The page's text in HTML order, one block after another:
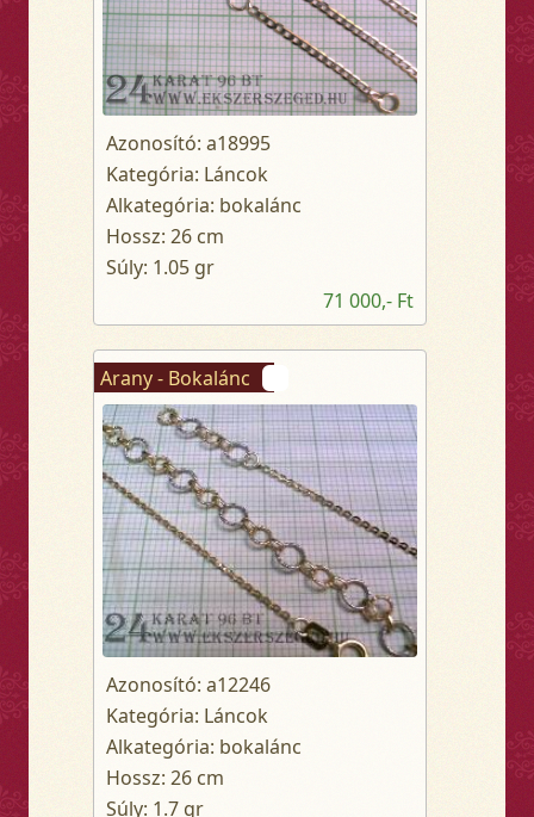
Azonosító: a18995
Kategória: Láncok
Alkategória: bokalánc
Hossz: 26 cm
Súly: 1.05 gr
71 000,- Ft
Arany - Bokalánc
Azonosító: a12246
Kategória: Láncok
Alkategória: bokalánc
Hossz: 26 cm
Súly: 1.7 gr